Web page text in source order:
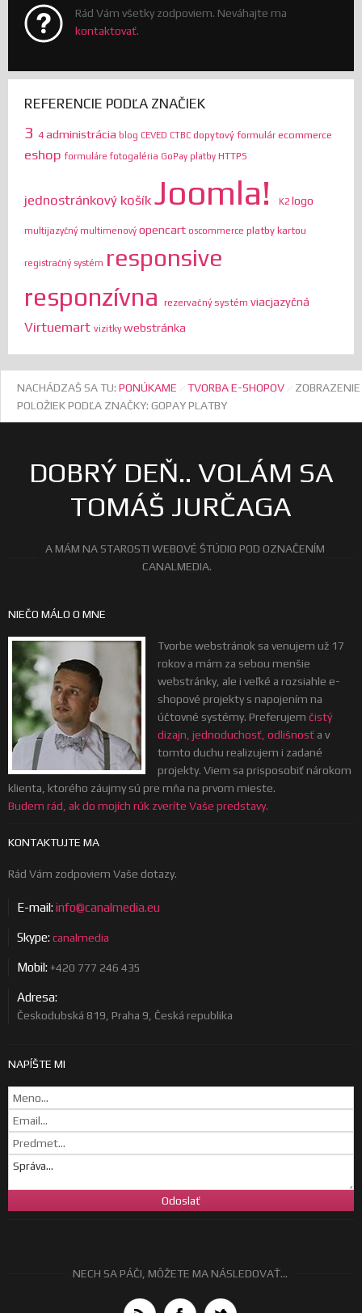
Rád Vám všetky zodpoviem. Neváhajte ma
kontaktovať.
REFERENCIE PODĽA ZNAČIEK
3 4 administrácia blog CEVED CTBC dopytový formulár ecommerce
eshopformulárefotogaléria GoPay platby HTTPS
jednostránkový košík Joomla! K2 logo
multijazyčný multimenový opencart oscommerce platby kartou
registračný systém responsive
responzívna rezervačný systém viacjazyčná
Virtuemart vizitkywebstránka
NACHÁDZAŠ SA TU: PONÚKAME TVORBA E-SHOPOV
ZOBRAZENIE
POLOŽIEK PODĽA ZNAČKY: GOPAY PLATBY
DOBRÝ DEŇ.. VOLÁM SA
TOMÁŠ JURČAGA
A MÁM NA STAROSTI WEBOVÉ ŠTÚDIO POD OZNAČENÍM
CANALMEDIA.
NIEČO MÁLO O MNE
Tvorbe webstránok sa venujem už 17
rokov a mám za sebou menšie
webstránky, ale i veľké a rozsiahle e-
shopové projekty s napojením na
účtovné systémy. Preferujem čistý
dizajn, jednoduchosť, odlišnosť a v
tomto duchu realizujem i zadané
projekty. Viem sa prisposobiť nárokom
klienta, ktorého záujmy sú pre mňa na prvom mieste.
Budem rád, ak do mojích rúk zveríte Vaše predstavy.
KONTAKTUJTE MA
Rád Vám zodpoviem Vaše dotazy.
E-mail:info@canalmedia.eu
Skype:canalmedia
Mobil:+420 777 246 435
Adresa:
Českodubská 819, Praha 9, Česká republika
NAPÍŠTE MI
NECH SA PÁČI, MÔŽETE MA NÁSLEDOVAŤ...